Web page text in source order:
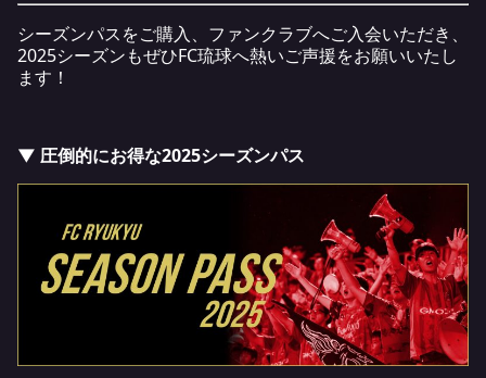
シーズンパスをご購入、ファンクラブへご入会いただき、
2025シーズンもぜひFC琉球へ熱いご声援をお願いいたし
ます！
▼ 圧倒的にお得な2025シーズンパス